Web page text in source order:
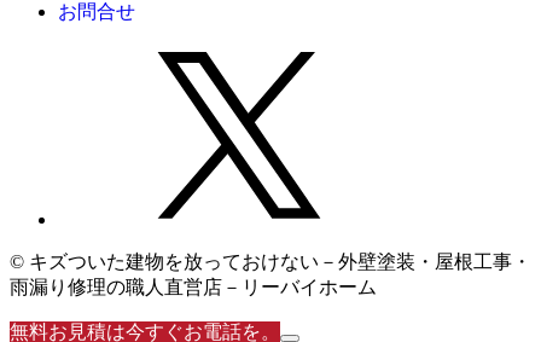
お問合せ
© キズついた建物を放っておけない－外壁塗装・屋根工事・
雨漏り修理の職人直営店－リーバイホーム
無料お見積は今すぐお電話を。